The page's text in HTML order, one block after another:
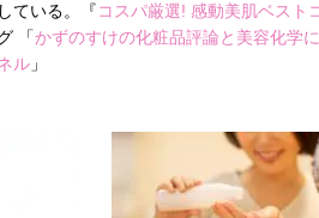
ている。『コスパ厳選! 感動美肌ベスト
「かずのすけの化粧品評論と美容化学
ル 」